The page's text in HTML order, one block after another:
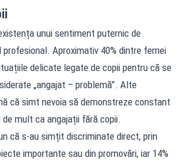
unui sentiment puternic de
profesional. Aproximativ 40% dintre femei
delicate legate de copii pentru că se
„angajat – problemă”. Alte
că simt nevoia să demonstreze constant
mult ca angajații fără copii.
că s-au simțit discriminate direct, prin
importante sau din promovări, iar 14%